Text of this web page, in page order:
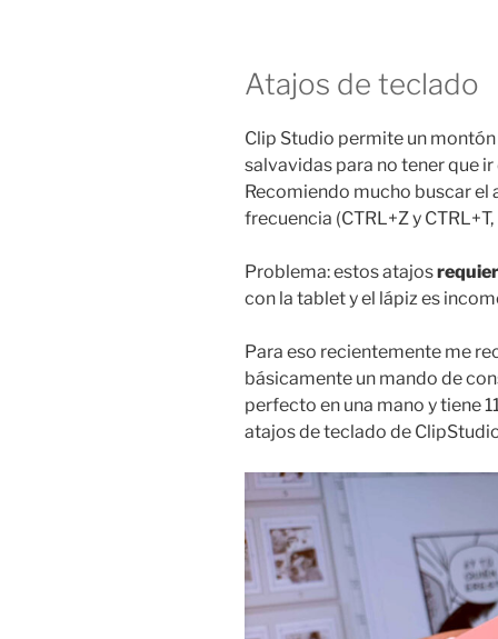
Atajos de teclado
Clip Studio permite un
salvavidas para no tener que
Recomiendo mucho buscar el
frecuencia (CTRL+Z y
Problema: estos atajos
con la tablet y el lápiz es
Para eso recientemente me
básicamente un mando de
perfecto en una mano y tiene
atajos de teclado de